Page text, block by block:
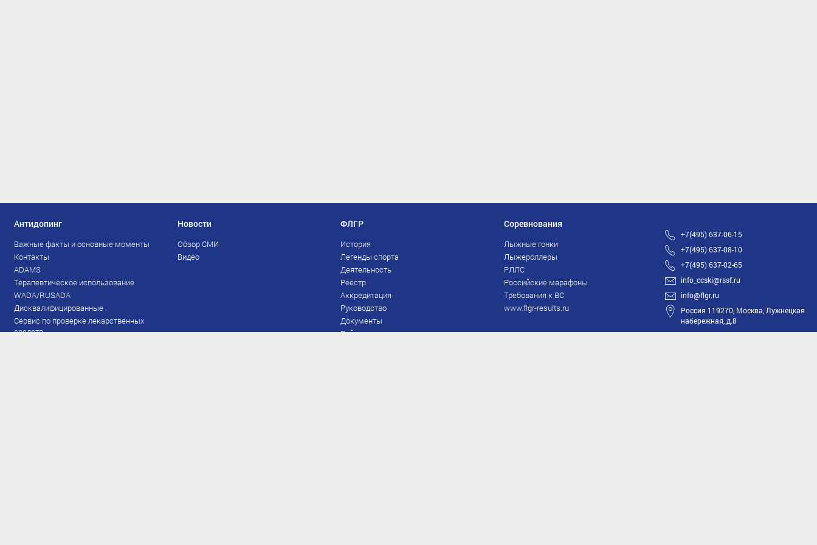
Антидопинг
Важные факты и основные моменты
Контакты
ADAMS
Терапевтическое использование
WADA/RUSADA
Дисквалифицированные
Сервис по проверке лекарственных
средств
Новости
Обзор СМИ
Видео
ФЛГР
История
Легенды спорта
Деятельность
Реестр
Аккредитация
Руководство
Документы
Рейтинг
Соревнования
Лыжные гонки
Лыжероллеры
РЛЛС
Российские марафоны
Требования к ВС
www.flgr-results.ru
+7(495) 637-06-15
+7(495) 637-08-10
+7(495) 637-02-65
info_ccski@rssf.ru
info@flgr.ru
Россия 119270, Москва, Лужнецкая
набережная, д.8